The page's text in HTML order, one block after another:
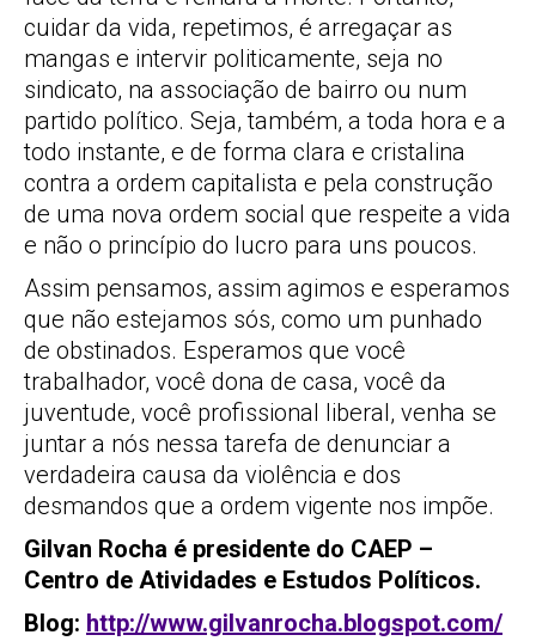
cuidar da vida, repetimos, é arregaçar as
mangas e intervir politicamente, seja no
sindicato, na associação de bairro ou num
partido político. Seja, também, a toda hora e a
todo instante, e de forma clara e cristalina
contra a ordem capitalista e pela construção
de uma nova ordem social que respeite a vida
e não o princípio do lucro para uns poucos.
Assim pensamos, assim agimos e esperamos
que não estejamos sós, como um punhado
de obstinados. Esperamos que você
trabalhador, você dona de casa, você da
juventude, você profissional liberal, venha se
juntar a nós nessa tarefa de denunciar a
verdadeira causa da violência e dos
desmandos que a ordem vigente nos impõe.
Gilvan Rocha é presidente do CAEP –
Centro de Atividades e Estudos Políticos.
Blog: http://www.gilvanrocha.blogspot.com/